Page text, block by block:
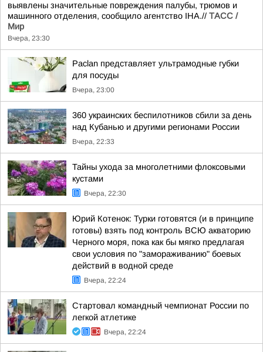
выявлены значительные повреждения палубы, трюмов и
машинного отделения, сообщило агентство IHA.// ТАСС /
Мир
Вчера, 23:30
Paclan представляет ультрамодные губки
для посуды
Вчера, 23:00
360 украинских беспилотников сбили за день
над Кубанью и другими регионами России
Вчера, 22:33
Тайны ухода за многолетними флоксовыми
кустами
Вчера, 22:30
Юрий Котенок: Турки готовятся (и в принципе
готовы) взять под контроль ВСЮ акваторию
Черного моря, пока как бы мягко предлагая
свои условия по "замораживанию" боевых
действий в водной среде
Вчера, 22:24
Стартовал командный чемпионат России по
легкой атлетике
Вчера, 22:24